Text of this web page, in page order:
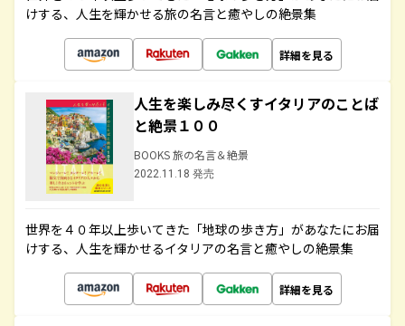
けする、人生を輝かせる旅の名言と癒やしの絶景集
詳細を見る
人生を楽しみ尽くすイタリアのことば
と絶景１００
BOOKS 旅の名言＆絶景
2022.11.18 発売
世界を４０年以上歩いてきた「地球の歩き方」があなたにお届
けする、人生を輝かせるイタリアの名言と癒やしの絶景集
詳細を見る